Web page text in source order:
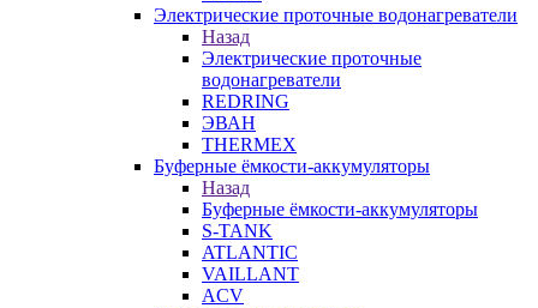
Электрические проточные водонагреватели
Назад
Электрические проточные
водонагреватели
REDRING
ЭВАН
THERMEX
Буферные ёмкости-аккумуляторы
Назад
Буферные ёмкости-аккумуляторы
S-TANK
ATLANTIC
VAILLANT
ACV